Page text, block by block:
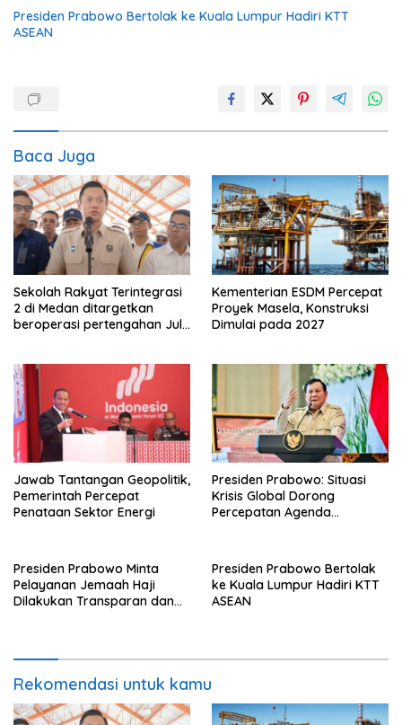
Presiden Prabowo Bertolak ke Kuala Lumpur Hadiri KTT
ASEAN
Baca Juga
Sekolah Rakyat Terintegrasi
2 di Medan ditargetkan
beroperasi pertengahan Juli
Kementerian ESDM Percepat
Proyek Masela, Konstruksi
Dimulai pada 2027
Jawab Tantangan Geopolitik,
Pemerintah Percepat
Penataan Sektor Energi
Presiden Prabowo: Situasi
Krisis Global Dorong
Percepatan Agenda
Presiden Prabowo Minta
Pelayanan Jemaah Haji
Dilakukan Transparan dan
Presiden Prabowo Bertolak
ke Kuala Lumpur Hadiri KTT
ASEAN
Rekomendasi untuk kamu